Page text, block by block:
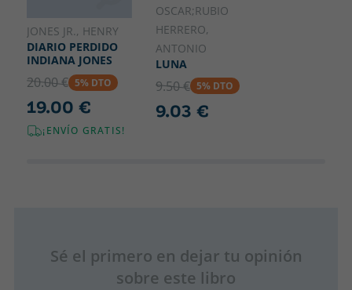
JONES JR., HENRY
DIARIO PERDIDO
INDIANA JONES
20.00 € 5% DTO
19.00 €
¡ENVÍO GRATIS!
OSCAR;RUBIO
HERRERO,
ANTONIO
LUNA
9.50 € 5% DTO
9.03 €
Sé el primero en dejar tu opinión
sobre este libro